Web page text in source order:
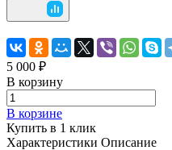
5 000 ₽
В корзину
В корзине
Купить в 1 клик
Характеристики Описание